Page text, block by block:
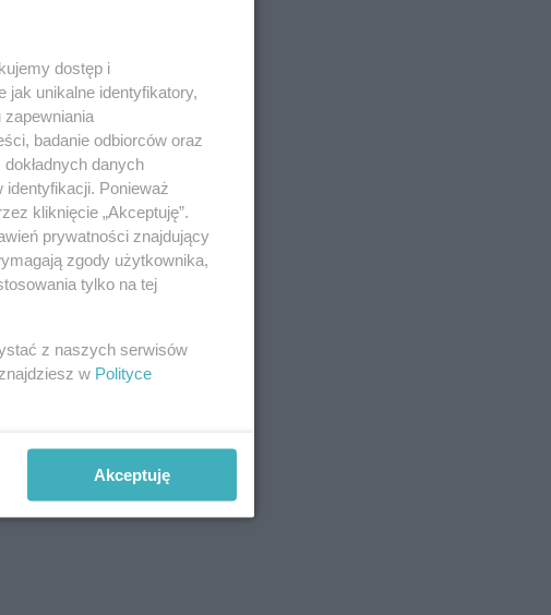
dostęp i
jak unikalne identyfikatory,
zapewniania
badanie odbiorców oraz
danych
Ponieważ
kliknięcie „Akceptuję”.
prywatności znajdujący
zgody użytkownika,
tylko na tej
z naszych serwisów
w Polityce
Akceptuję